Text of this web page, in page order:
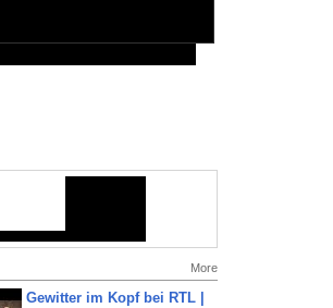
More
Gewitter im Kopf bei RTL |